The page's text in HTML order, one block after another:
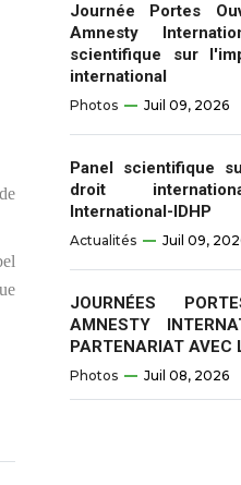
Journée Portes
Amnesty
scientifique sur
international
Photos Juil 09, 2026
Panel scientifique
droit
International-IDHP
Actualités Juil 09,
JOURNÉES
AMNESTY
PARTENARIAT AVEC
Photos Juil 08, 2026